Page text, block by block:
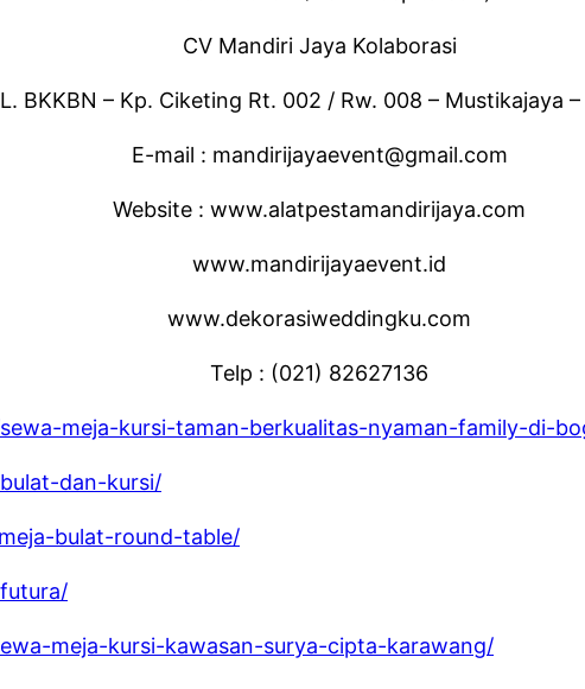
CV Mandiri Jaya Kolaborasi
BKKBN – Kp. Ciketing Rt. 002 / Rw. 008 – Mustikajaya –
E-mail : mandirijayaevent@gmail.com
Website : www.alatpestamandirijaya.com
www.mandirijayaevent.id
www.dekorasiweddingku.com
Telp : (021) 82627136
meja-kursi-taman-berkualitas-nyaman-family-di-
dan-kursi/
bulat-round-table/
meja-kursi-kawasan-surya-cipta-karawang/